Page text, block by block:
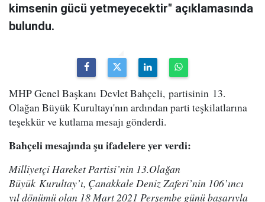
kimsenin gücü yetmeyecektir" açıklamasında
bulundu.
MHP Genel Başkanı Devlet Bahçeli, partisinin 13.
Olağan Büyük Kurultayı'nın ardından parti teşkilatlarına
teşekkür ve kutlama mesajı gönderdi.
Bahçeli mesajında şu ifadelere yer verdi:
Milliyetçi Hareket Partisi’nin 13.Olağan
Büyük Kurultay’ı, Çanakkale Deniz Zaferi’nin 106’ıncı
yıl dönümü olan 18 Mart 2021 Perşembe günü başarıyla